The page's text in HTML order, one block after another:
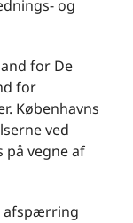
og
for De
for
Københavns
ved
på vegne af
afspærring